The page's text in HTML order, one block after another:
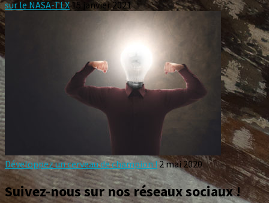
sur le NASA-TLX15 janvier 2021
Développez un cerveau de champion ! 2 mai 2020
Suivez-nous sur nos réseaux sociaux !